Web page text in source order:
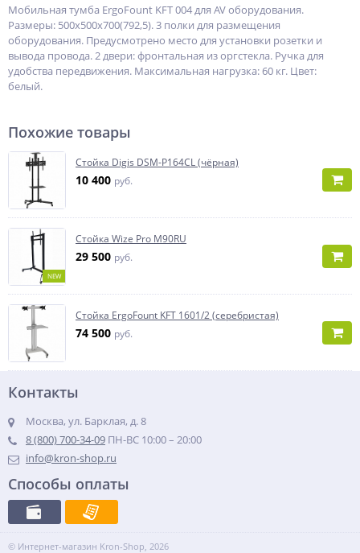
Мобильная тумба ErgoFount KFT 004 для AV оборудования.
Размеры: 500х500х700(792,5). 3 полки для размещения
оборудования. Предусмотрено место для установки розетки и
вывода провода. 2 двери: фронтальная из оргстекла. Ручка для
удобства передвижения. Максимальная нагрузка: 60 кг. Цвет:
белый.
Похожие товары
Стойка Digis DSM-P164CL (чёрная)
10 400 руб.
NEW
Стойка Wize Pro M90RU
29 500 руб.
Стойка ErgoFount KFT 1601/2 (серебристая)
74 500 руб.
Контакты
Москва, ул. Барклая, д. 8
8 (800) 700-34-09 ПН-ВС 10:00 – 20:00
info@kron-shop.ru
Способы оплаты
© Интернет-магазин Kron-Shop, 2026